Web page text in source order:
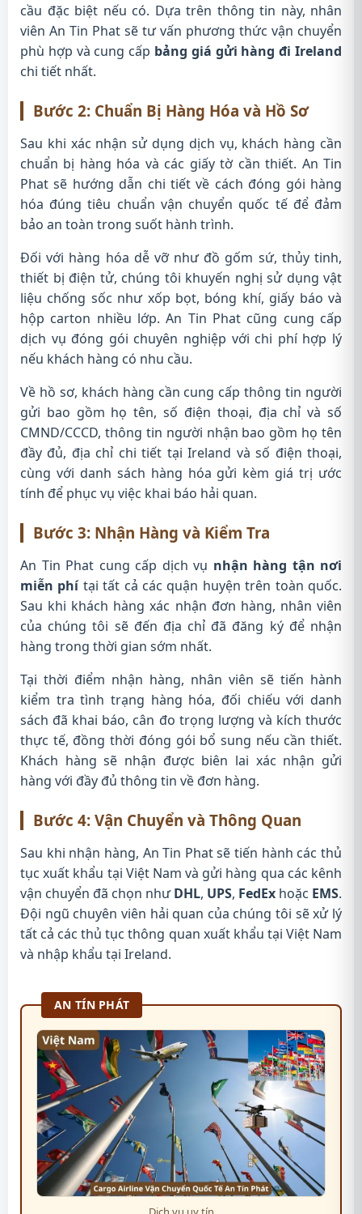
cầu đặc biệt nếu có. Dựa trên thông tin này, nhân
viên An Tin Phat sẽ tư vấn phương thức vận chuyển
phù hợp và cung cấp bảng giá gửi hàng đi Ireland
chi tiết nhất.
Bước 2: Chuẩn Bị Hàng Hóa và Hồ Sơ
Sau khi xác nhận sử dụng dịch vụ, khách hàng cần
chuẩn bị hàng hóa và các giấy tờ cần thiết. An Tin
Phat sẽ hướng dẫn chi tiết về cách đóng gói hàng
hóa đúng tiêu chuẩn vận chuyển quốc tế để đảm
bảo an toàn trong suốt hành trình.
Đối với hàng hóa dễ vỡ như đồ gốm sứ, thủy tinh,
thiết bị điện tử, chúng tôi khuyến nghị sử dụng vật
liệu chống sốc như xốp bọt, bóng khí, giấy báo và
hộp carton nhiều lớp. An Tin Phat cũng cung cấp
dịch vụ đóng gói chuyên nghiệp với chi phí hợp lý
nếu khách hàng có nhu cầu.
Về hồ sơ, khách hàng cần cung cấp thông tin người
gửi bao gồm họ tên, số điện thoại, địa chỉ và số
CMND/CCCD, thông tin người nhận bao gồm họ tên
đầy đủ, địa chỉ chi tiết tại Ireland và số điện thoại,
cùng với danh sách hàng hóa gửi kèm giá trị ước
tính để phục vụ việc khai báo hải quan.
Bước 3: Nhận Hàng và Kiểm Tra
An Tin Phat cung cấp dịch vụ nhận hàng tận nơi
miễn phítại tất cả các quận huyện trên toàn quốc.
Sau khi khách hàng xác nhận đơn hàng, nhân viên
của chúng tôi sẽ đến địa chỉ đã đăng ký để nhận
hàng trong thời gian sớm nhất.
Tại thời điểm nhận hàng, nhân viên sẽ tiến hành
kiểm tra tình trạng hàng hóa, đối chiếu với danh
sách đã khai báo, cân đo trọng lượng và kích thước
thực tế, đồng thời đóng gói bổ sung nếu cần thiết.
Khách hàng sẽ nhận được biên lai xác nhận gửi
hàng với đầy đủ thông tin về đơn hàng.
Bước 4: Vận Chuyển và Thông Quan
Sau khi nhận hàng, An Tin Phat sẽ tiến hành các thủ
tục xuất khẩu tại Việt Nam và gửi hàng qua các kênh
vận chuyển đã chọn nhưDHL, UPS, FedEx hoặc EMS.
Đội ngũ chuyên viên hải quan của chúng tôi sẽ xử lý
tất cả các thủ tục thông quan xuất khẩu tại Việt Nam
và nhập khẩu tại Ireland.
AN TÍN PHÁT